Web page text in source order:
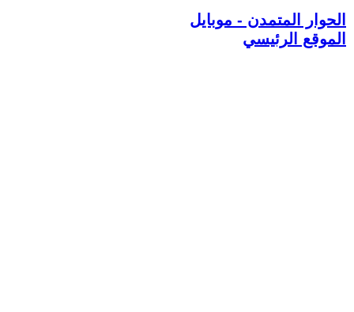
الحوار المتمدن - موبايل
الموقع الرئيسي